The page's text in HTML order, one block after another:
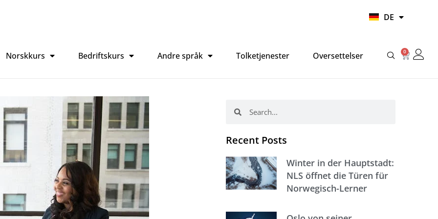
DE
HI
Norskkurs Bedriftskurs Andre språk Tolketjenester Oversettelser 0
Recent Posts
Winter in der Hauptstadt:
NLS öffnet die Türen für
Norwegisch-Lerner